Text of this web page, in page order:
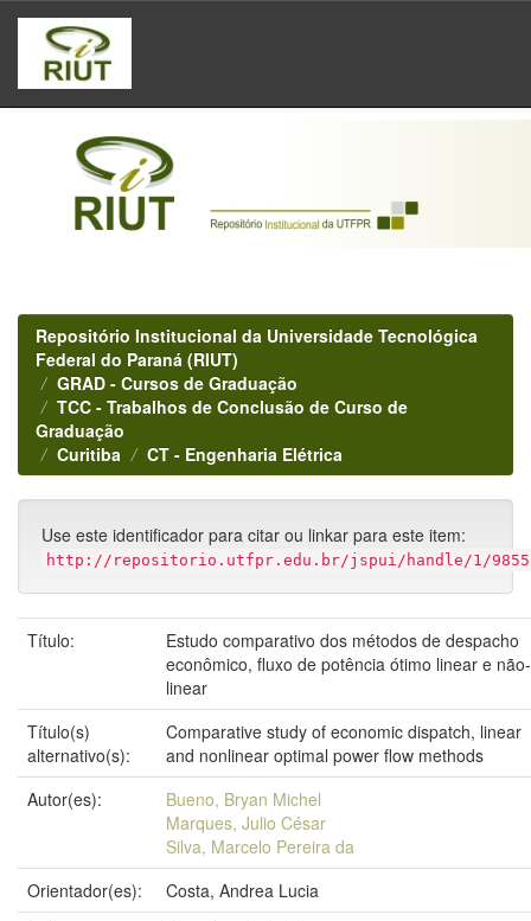
Skip
navigation
Repositório Institucional da Universidade Tecnológica
Federal do Paraná (RIUT)
GRAD - Cursos de Graduação
TCC - Trabalhos de Conclusão de Curso de
Graduação
Curitiba
CT - Engenharia Elétrica
Use este identificador para citar ou linkar para este item:
http://repositorio.utfpr.edu.br/jspui/handle/1/9855
Título:
Estudo comparativo dos métodos de despacho
econômico, fluxo de potência ótimo linear e não-
linear
Título(s)
alternativo(s):
Comparative study of economic dispatch, linear
and nonlinear optimal power flow methods
Autor(es):
Bueno, Bryan Michel
Marques, Julio César
Silva, Marcelo Pereira da
Orientador(es):
Costa, Andrea Lucia